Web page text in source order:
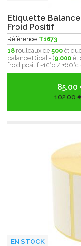
Etiquette
Froid Positif
Référence T1673
18 rouleaux de 500
balance Dibal - (9.000
froid positif -10°c /
85.00
102,00
EN STOCK